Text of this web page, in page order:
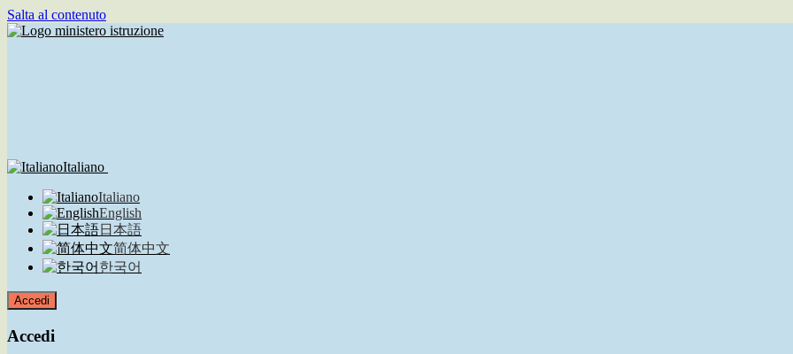
Salta al contenuto
Italiano
Italiano
English
日本語
简体中文
한국어
Accedi
Accedi